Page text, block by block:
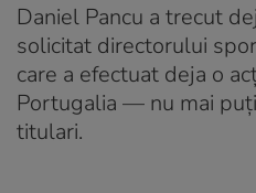
Daniel Pancu a trecut
solicitat directorului
care a efectuat deja o
Portugalia — nu mai
titulari.